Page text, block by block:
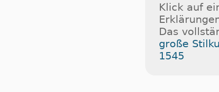
Klick auf
Das
große
1545